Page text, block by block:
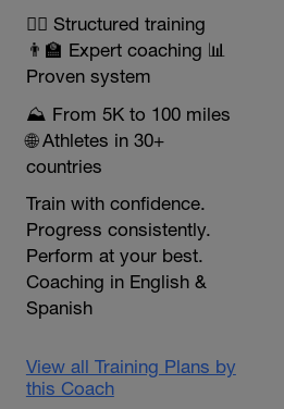
🏃‍♂️ Structured training
👨‍🏫 Expert coaching 📊
Proven system
⛰️ From 5K to 100 miles
🌐 Athletes in 30+
countries
Train with confidence.
Progress consistently.
Perform at your best.
Coaching in English &
Spanish
View all Training Plans by
this Coach